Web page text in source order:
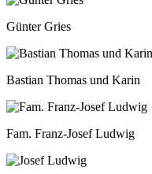
Günter Gries
Bastian Thomas und Karin
Fam. Franz-Josef Ludwig